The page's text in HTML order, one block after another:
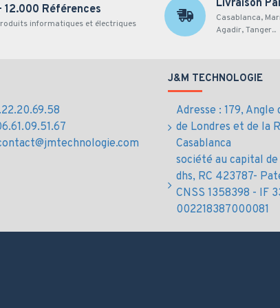
Ethernet
12.000 Références
informatiques et électriques
Livraison
Casablanca,
Agadir, Tanger...
J&M TECHNOLOGIE
Adresse : 179, Angle
de Londres et de la
Casablanca
société au capital
dhs, RC 423787-
CNSS 1358398 - IF
002218387000081